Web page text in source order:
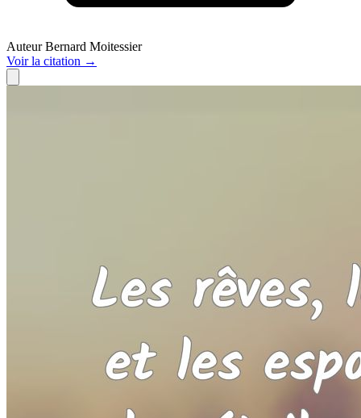
Auteur Bernard Moitessier
Voirla citation →